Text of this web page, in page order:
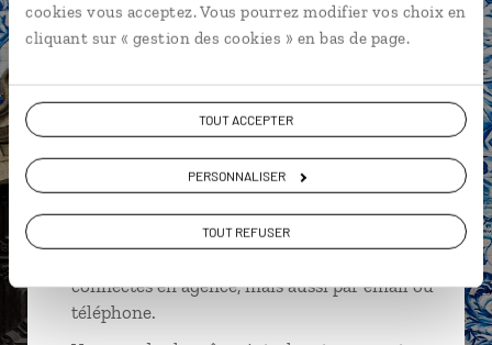
cookies vous acceptez. Vous pourrez modifier vos choix en
cliquant sur « gestion des cookies » en bas de page.
TOUT ACCEPTER
PERSONNALISER
TOUT REFUSER
Marine,
spécialiste Portugal
Suivez vos envies et demandez conseils à nos
Ils sauront organiser votre itinéraire au plus
près de vos envies et de la réalité du pays.
connectés en agence, mais aussi par email ou
téléphone.